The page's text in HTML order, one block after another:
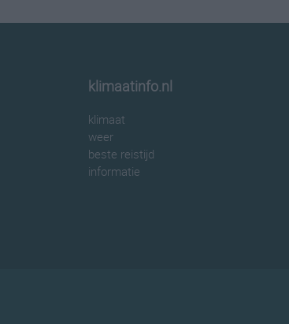
klimaatinfo.nl
klimaat
weer
beste reistijd
informatie